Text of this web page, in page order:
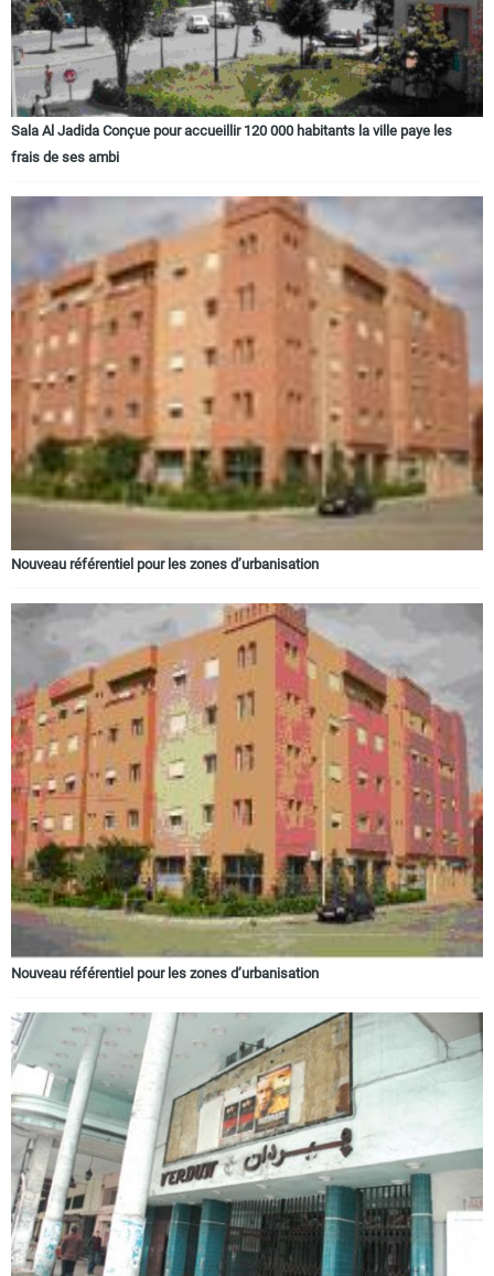
Sala Al Jadida Conçue pour accueillir 120 000 habitants la ville paye les
frais de ses ambi
Nouveau référentiel pour les zones d’urbanisation
Nouveau référentiel pour les zones d’urbanisation